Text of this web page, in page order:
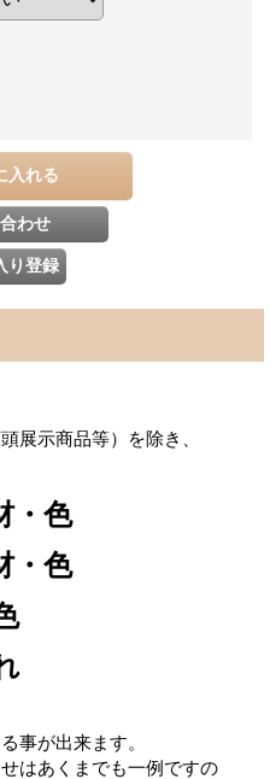
展示商品等）を除き、
・色
・色
事が出来ます。
はあくまでも一例ですの